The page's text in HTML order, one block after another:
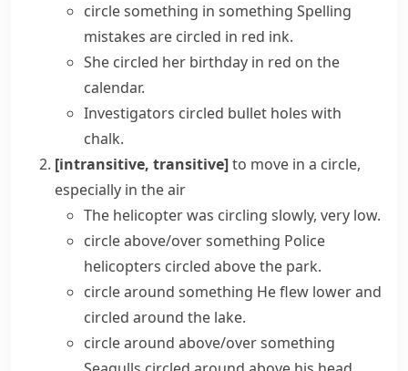
circle something in something Spelling
mistakes are circled in red ink.
She circled her birthday in red on the
calendar.
Investigators circled bullet holes with
chalk.
[intransitive, transitive]to move in a circle,
especially in the air
The helicopter was circling slowly, very low.
circle above/over something Police
helicopters circled above the park.
circle around something He flew lower and
circled around the lake.
circle around above/over something